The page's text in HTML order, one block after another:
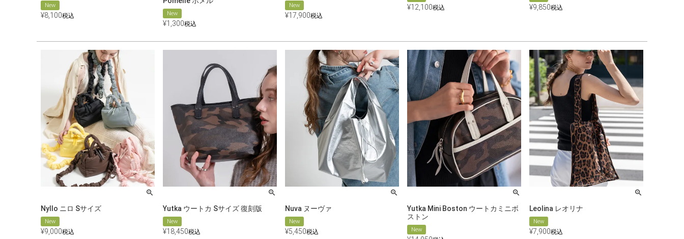
New
¥8,100税込 New
¥1,300税込
New
¥17,900税込
¥12,100税込 ¥9,850税込
Nyllo ニロ Sサイズ
New
¥9,000税込
Yutka ウートカ Sサイズ 復刻版
New
¥18,450税込
Nuva ヌーヴァ
New
¥5,450税込
Yutka Mini Boston ウートカミニボ
ストン
New
Leolina レオリナ
New
¥7,900税込